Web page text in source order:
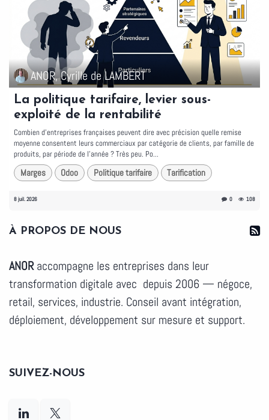
ANOR, Cyrille de LAMBERT
La politique tarifaire, levier sous-
exploité de la rentabilité
Combien d'entreprises françaises peuvent dire avec précision quelle remise
moyenne consentent leurs commerciaux par catégorie de clients, par famille de
produits, par période de l'année ? Très peu. Po...
Marges Odoo Politique tarifaire Tarification
8 juil. 2026 0 108
À PROPOS DE NOUS
ANORaccompagne les entreprises dans leur
transformation digitale avec depuis 2006 — négoce,
retail, services, industrie. Conseil avant intégration,
déploiement, développement sur mesure et support.
SUIVEZ-NOUS